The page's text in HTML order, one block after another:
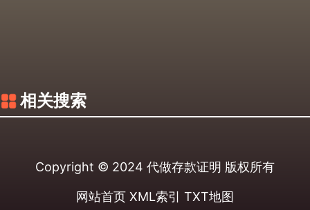
相关搜索
Copyright © 2024 代做存款证明 版权所有
网站首页 XML索引 TXT地图